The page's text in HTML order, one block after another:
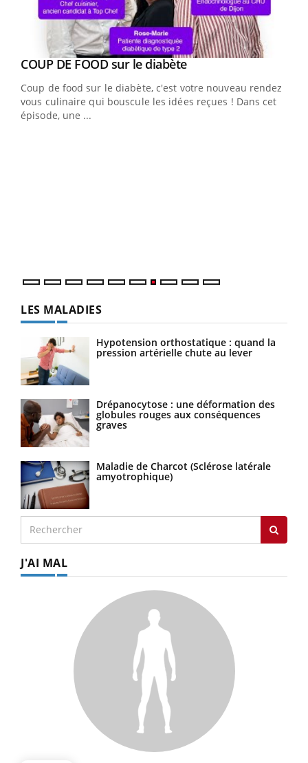
Youtube
COUP DE FOOD sur le diabèteYoutube
Coup de food sur le diabète, c'est votre nouveau rendez-
vous culinaire qui bouscule les idées reçues ! Dans cet
épisode, une ...
LES MALADIES
Hypotension orthostatique : quand la
pression artérielle chute au lever
Drépanocytose : une déformation des
globules rouges aux conséquences
graves
Maladie de Charcot (Sclérose latérale
amyotrophique)
J'AI MAL